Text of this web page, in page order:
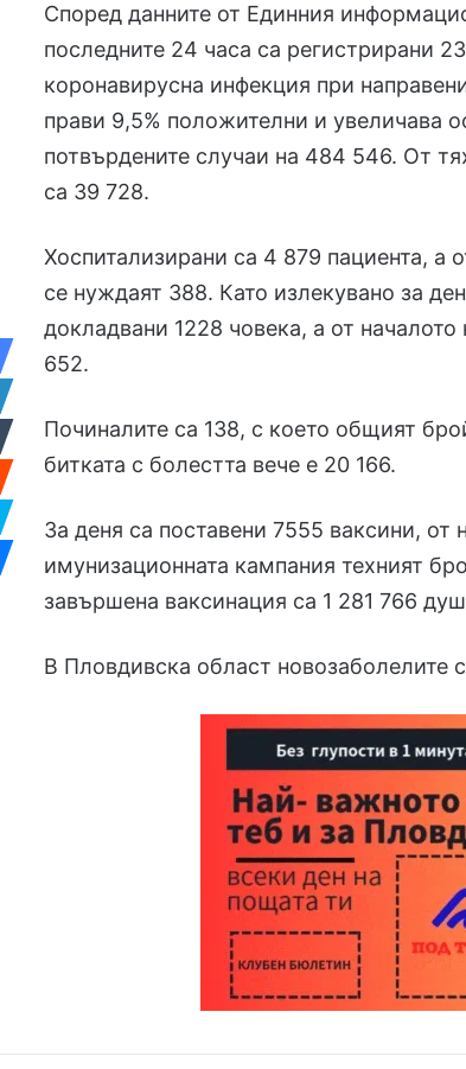
Според данните от Единния
последните 24 часа са регистрирани
коронавирусна инфекция при
прави 9,5% положителни и увеличава
потвърдените случаи на 484 546. От
са 39 728.
Хоспитализирани са 4 879 пациента, а
се нуждаят 388. Като излекувано за
докладвани 1228 човека, а от
652.
Починалите са 138, с което общият
битката с болестта вече е 20 166.
За деня са поставени 7555 ваксини, от
имунизационната кампания техният
завършена ваксинация са 1 281 766
В Пловдивска област новозаболелите